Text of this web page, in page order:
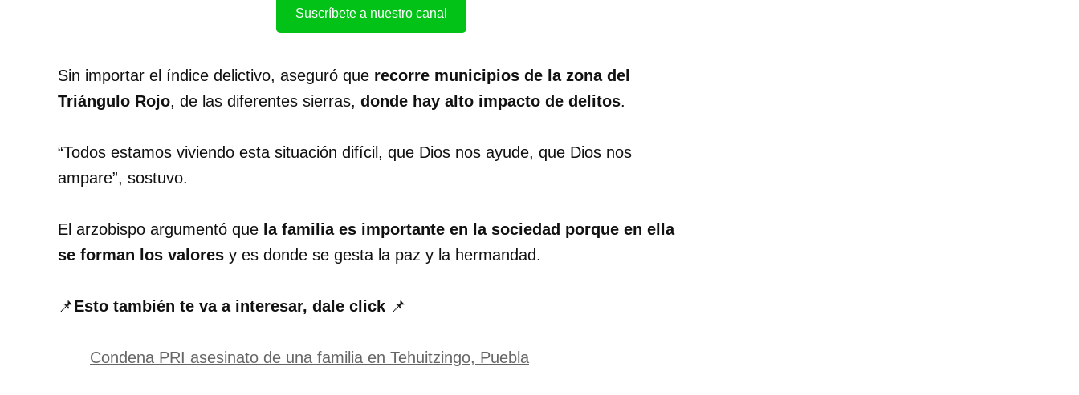
Suscríbete a nuestro canal
Sin importar el índice delictivo, aseguró que recorre municipios de la zona del
Triángulo Rojo, de las diferentes sierras, donde hay alto impacto de delitos.
“Todos estamos viviendo esta situación difícil, que Dios nos ayude, que Dios nos
ampare”, sostuvo.
El arzobispo argumentó que la familia es importante en la sociedad porque en ella
se forman los valores y es donde se gesta la paz y la hermandad.
📌Esto también te va a interesar, dale click 📌
Condena PRI asesinato de una familia en Tehuitzingo, Puebla